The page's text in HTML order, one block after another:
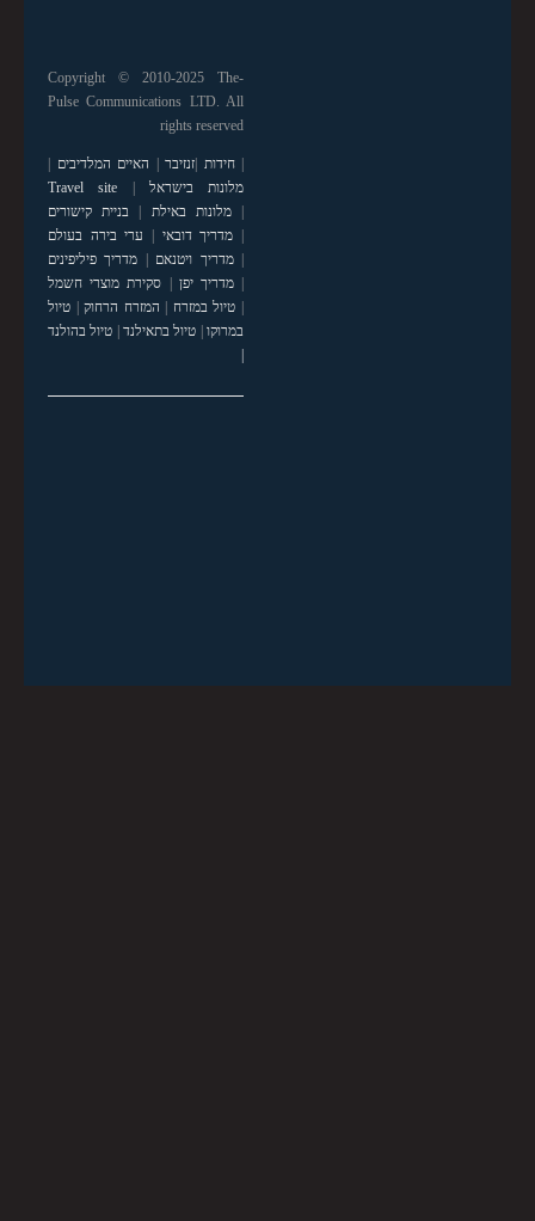
Copyright © 2010-2025 The-
Pulse Communications LTD. All
rights reserved
|חידות |זנזיבר | האיים המלדיבים |
מלונות בישראל |
Travel site
|מלונות באילת | בניית קישורים
| מדריך דובאי | ערי בירה בעולם
|מדריך ויטנאם | מדריך פיליפינים
|מדריך יפן | סקירת מוצרי חשמל
| טיול במזרח | המזרח הרחוק| טיול
במרוקו| טיול בתאילנד| טיול בהולנד
|